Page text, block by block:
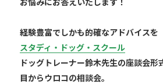
経験豊富でしかも的確なアドバイスを
スタディ・ドッグ・スクール
ドッグトレーナー鈴木先生の座談会形
目からウロコの相談会。